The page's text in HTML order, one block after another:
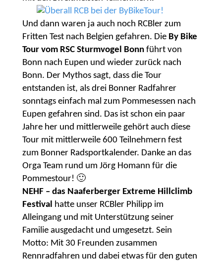
Und dann waren ja auch noch RCBler zum
Fritten Test nach Belgien gefahren. Die By Bike
Tour vom RSC Sturmvogel Bonnführt von
Bonn nach Eupen und wieder zurück nach
Bonn. Der Mythos sagt, dass die Tour
entstanden ist, als drei Bonner Radfahrer
sonntags einfach mal zum Pommesessen nach
Eupen gefahren sind. Das ist schon ein paar
Jahre her und mittlerweile gehört auch diese
Tour mit mittlerweile 600 Teilnehmern fest
zum Bonner Radsportkalender. Danke an das
Orga Team rund um Jörg Homann für die
Pommestour! 🙂
NEHF – das Naaferberger Extreme Hillclimb
Festival hatte unser RCBler Philipp im
Alleingang und mit Unterstützung seiner
Familie ausgedacht und umgesetzt. Sein
Motto: Mit 30 Freunden zusammen
Rennradfahren und dabei etwas für den guten